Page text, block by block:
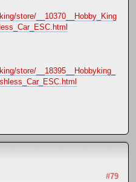
store/__10370__Hobby_King
store/__18395__Hobbyking_
#79